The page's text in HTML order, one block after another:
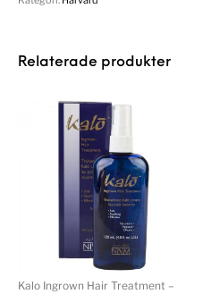
Relaterade produkter
Kalo Ingrown Hair Treatment –